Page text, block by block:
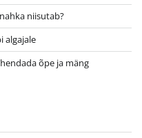
niisutab?
algajale
õpe ja mäng